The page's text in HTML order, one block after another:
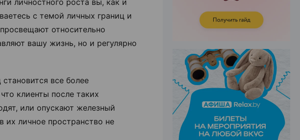
личностного роста вы, как и
с темой личных границ и
относительно
вашу жизнь, но и регулярно
все более
клиенты после таких
или опускают железный
их личное пространство не